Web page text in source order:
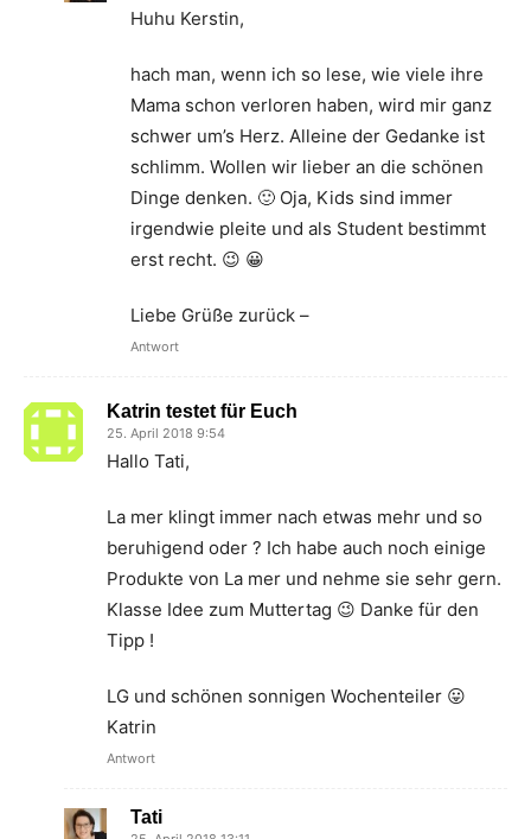
Huhu Kerstin,
hach man, wenn ich so lese, wie viele ihre
Mama schon verloren haben, wird mir ganz
schwer um’s Herz. Alleine der Gedanke ist
schlimm. Wollen wir lieber an die schönen
Dinge denken. 🙂 Oja, Kids sind immer
irgendwie pleite und als Student bestimmt
erst recht. 😉 😀
Liebe Grüße zurück –
Antwort
Katrin testet für Euch
25. April 2018 9:54
Hallo Tati,
La mer klingt immer nach etwas mehr und so
beruhigend oder ? Ich habe auch noch einige
Produkte von La mer und nehme sie sehr gern.
Klasse Idee zum Muttertag 😉 Danke für den
Tipp !
LG und schönen sonnigen Wochenteiler 😛
Katrin
Antwort
Tati